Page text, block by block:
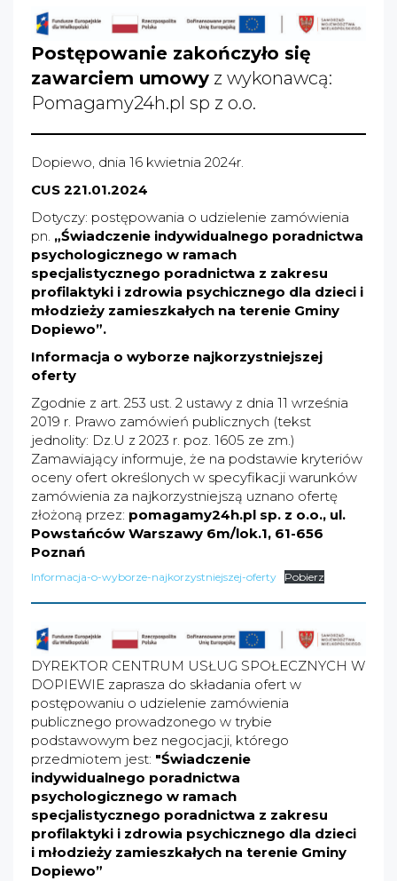
Postępowanie zakończyło się
zawarciem umowy z wykonawcą:
Pomagamy24h.pl sp z o.o.
Dopiewo, dnia 16 kwietnia 2024r.
CUS 221.01.2024
Dotyczy: postępowania o udzielenie zamówienia
pn. „Świadczenie indywidualnego poradnictwa
psychologicznego w ramach
specjalistycznego poradnictwa z zakresu
profilaktyki i zdrowia psychicznego dla dzieci i
młodzieży zamieszkałych na terenie Gminy
Dopiewo”.
Informacja o wyborze najkorzystniejszej
oferty
Zgodnie z art. 253 ust. 2 ustawy z dnia 11 września
2019 r. Prawo zamówień publicznych (tekst
jednolity: Dz.U z 2023 r. poz. 1605 ze zm.)
Zamawiający informuje, że na podstawie kryteriów
oceny ofert określonych w specyfikacji warunków
zamówienia za najkorzystniejszą uznano ofertę
złożoną przez: pomagamy24h.pl sp. z o.o., ul.
Powstańców Warszawy 6m/lok.1, 61-656
Poznań
Informacja-o-wyborze-najkorzystniejszej-oferty Pobierz
DYREKTOR CENTRUM USŁUG SPOŁECZNYCH W
DOPIEWIE zaprasza do składania ofert w
postępowaniu o udzielenie zamówienia
publicznego prowadzonego w trybie
podstawowym bez negocjacji, którego
przedmiotem jest: "Świadczenie
indywidualnego poradnictwa
psychologicznego w ramach
specjalistycznego poradnictwa z zakresu
profilaktyki i zdrowia psychicznego dla dzieci
i młodzieży zamieszkałych na terenie Gminy
Dopiewo”